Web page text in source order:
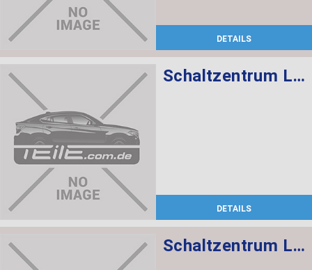
DETAILS
Schaltzentrum Lenksäule
DETAILS
Schaltzentrum Lenksäule